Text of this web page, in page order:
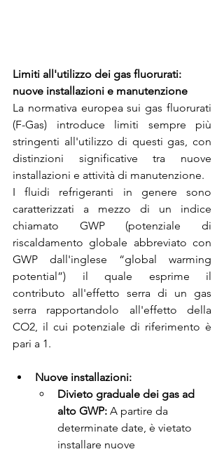
Limiti all'utilizzo dei gas fluorurati:
nuove installazioni e manutenzione
La normativa europea sui gas fluorurati
(F-Gas) introduce limiti sempre più
stringenti all'utilizzo di questi gas, con
distinzioni significative tra nuove
installazioni e attività di manutenzione.
I fluidi refrigeranti in genere sono
caratterizzati a mezzo di un indice
chiamato GWP (potenziale di
riscaldamento globale abbreviato con
GWP dall'inglese “global warming
potential”) il quale esprime il
contributo all'effetto serra di un gas
serra rapportandolo all'effetto della
CO2, il cui potenziale di riferimento è
pari a 1.
Nuove installazioni:
Divieto graduale dei gas ad
alto GWP: A partire da
determinate date, è vietato
installare nuove